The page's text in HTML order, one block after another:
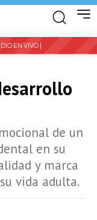
EN VIVO |
de un
en su
y marca
vida adulta.